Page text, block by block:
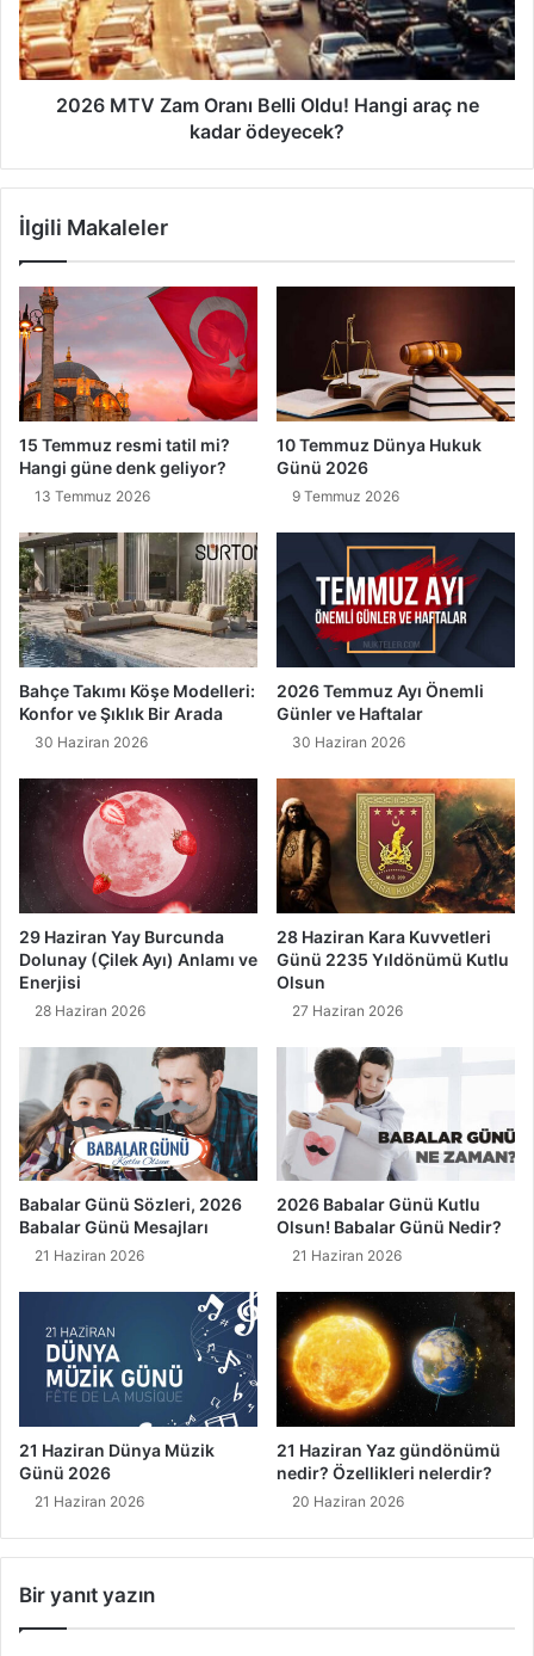
Hangi
araç
ne
kadar2026 MTV Zam Oranı Belli Oldu! Hangi araç ne
kadar ödeyecek?
İlgili Makaleler
15 Temmuz resmi tatil mi?
Hangi güne denk geliyor?
13 Temmuz 2026
10 Temmuz Dünya Hukuk
Günü 2026
9 Temmuz 2026
Bahçe Takımı Köşe Modelleri:
Konfor ve Şıklık Bir Arada
30 Haziran 2026
2026 Temmuz Ayı Önemli
Günler ve Haftalar
30 Haziran 2026
29 Haziran Yay Burcunda
Dolunay (Çilek Ayı) Anlamı ve
Enerjisi
28 Haziran 2026
28 Haziran Kara Kuvvetleri
Günü 2235 Yıldönümü Kutlu
Olsun
27 Haziran 2026
Babalar Günü Sözleri, 2026
Babalar Günü Mesajları
21 Haziran 2026
2026 Babalar Günü Kutlu
Olsun! Babalar Günü Nedir?
21 Haziran 2026
21 Haziran Dünya Müzik
Günü 2026
21 Haziran 2026
21 Haziran Yaz gündönümü
nedir? Özellikleri nelerdir?
20 Haziran 2026
Bir yanıt yazın